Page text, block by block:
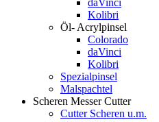
daVinci
Kolibri
Öl- Acrylpinsel
Colorado
daVinci
Kolibri
Spezialpinsel
Malspachtel
Scheren Messer Cutter
Cutter Scheren u.m.